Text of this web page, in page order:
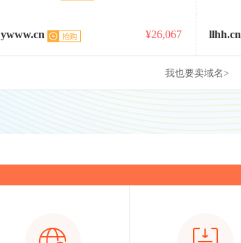
ywww.cn ¥26,067 llhh.cn
我也要卖域名>